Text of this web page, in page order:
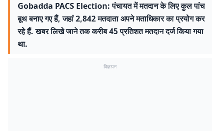
Gobadda PACS Election: पंचायत में मतदान के लिए कुल पांच
बूथ बनाए गए हैं, जहां 2,842 मतदाता अपने मताधिकार का प्रयोग कर
रहे हैं. खबर लिखे जाने तक करीब 45 प्रतिशत मतदान दर्ज किया गया
था.
विज्ञापन